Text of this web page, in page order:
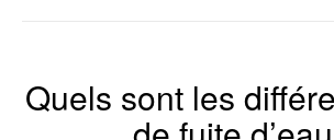
Quels sont les